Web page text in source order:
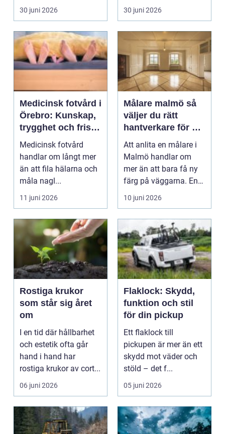
är hjärtat i
värmesystemet f...
30 juni 2026 A till punkt ...
30 juni 2026
Medicinsk fotvård i
Örebro: Kunskap,
trygghet och friska
fötter
Medicinsk fotvård
handlar om långt mer
än att fila hälarna och
måla nagl...
11 juni 2026
Målare malmö så
väljer du rätt
hantverkare för ett
hållbart resultat
Att anlita en målare i
Malmö handlar om
mer än att bara få ny
färg på väggarna. En
skicklig hantverk...
10 juni 2026
Rostiga krukor
som står sig året
om
I en tid där hållbarhet
och estetik ofta går
hand i hand har
rostiga krukor av cort...
06 juni 2026
Flaklock: Skydd,
funktion och stil
för din pickup
Ett flaklock till
pickupen är mer än ett
skydd mot väder och
stöld – det f...
05 juni 2026